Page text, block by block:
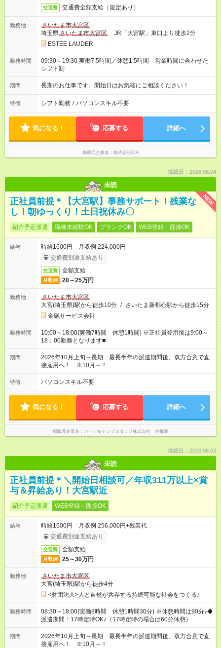
交通費 交通費全額支給（規定あり）
勤務地
さいたま市大宮区
埼玉県さいたま市大宮区
JR「大宮駅」東口より徒歩2分
ESTEE LAUDER
勤務時間
09:30～19:30 実働7.5時間／休憩1.5時間 営業時間に合わせた
シフト制
期間 長期のお仕事です。開始日はお気軽にご相談ください！
特徴 シフト勤務 / パソコンスキル不要
気になる！ 応募する 詳細へ
掲載元企業名 株式会社iDA
掲載日：2026.08.04
未読
NEW
正社員前提＊【大宮駅】事務サポート！残業な
し！朝ゆっくり！土日祝休み〇
紹介予定派遣 職種未経験OK ブランクOK WEB登録・面接OK
給与
時給1600円 月収例 224,000円
交通費別途支給あり
交通費 全額支給
月収例 20～25万円
勤務地
さいたま市大宮区
大宮(埼玉県)駅から徒歩10分 / さいたま新都心駅から徒歩15分
金融サービス会社
勤務時間
10:00～18:00(実働7時間 休憩1時間) ※正社員登用後は9:00～
18：00勤務となります■
期間
2026年10月上旬～長期 最長半年の派遣期間後、双方合意で直
接雇用へ！ ※10月～！
特徴 パソコンスキル不要
気になる！ 応募する 詳細へ
掲載元企業名 パーソルテンプスタッフ株式会社 首都圏
掲載日：2026.08.03
未読
正社員前提＊＼開始日相談可／年収311万以上×賞
与＆昇給あり！大宮駅近
紹介予定派遣 WEB登録・面接OK
給与
時給1600円 月収例 256,000円+残業代
交通費別途支給あり
交通費 全額支給
月収例 25～30万円
勤務地
さいたま市大宮区
大宮(埼玉県)駅から徒歩4分
<財団法人>人と自然が共存する持続可能な社会をつくる♪
勤務時間
08:30～18:00(実働8時間 休憩1時間30分) ※休憩時間は90分♪◆
派遣期間：17時定時OK♪（17時定時の場合は60分休憩）
期間
2026年10月上旬～長期 最長半年の派遣期間後、双方合意で直
接雇用へ！ ※10月～！